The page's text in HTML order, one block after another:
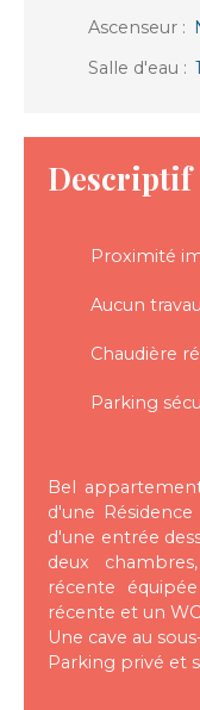
Ascenseur :
Salle d'eau : 1
Descriptif
Proximité
Aucun
Chaudière
Parking
Bel
d'une
d'une entrée
deux
récente
récente et un
Une cave au
Parking privé et